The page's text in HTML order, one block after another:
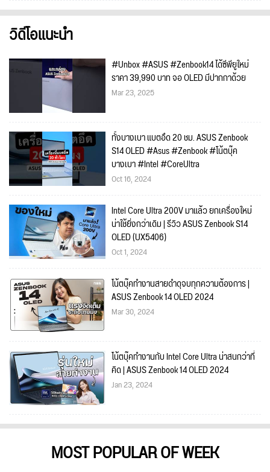
วิดีโอแนะนำ
#Unbox #ASUS #Zenbook14 ได้ซีพียูใหม่
ราคา 39,990 บาท จอ OLED มีปากกาด้วย
Mar 23, 2025
ทั้งบางเบา แบตอึด 20 ชม. ASUS Zenbook
S14 OLED #Asus #Zenbook #โน้ตบุ๊ค
บางเบา #Intel #CoreUltra
Oct 16, 2024
Intel Core Ultra 200V มาแล้ว ยกเครื่องใหม่
น่าใช้ยิ่งกว่าเดิม | รีวิว ASUS Zenbook S14
OLED (UX5406)
Oct 1, 2024
โน้ตบุ๊คทำงานสายดำดุจบทุกความต้องการ |
ASUS Zenbook 14 OLED 2024
Mar 30, 2024
โน้ตบุ๊คทำงานกับ Intel Core Ultra น่าสนกว่าที่
คิด | ASUS Zenbook 14 OLED 2024
Jan 23, 2024
MOST POPULAR OF WEEK